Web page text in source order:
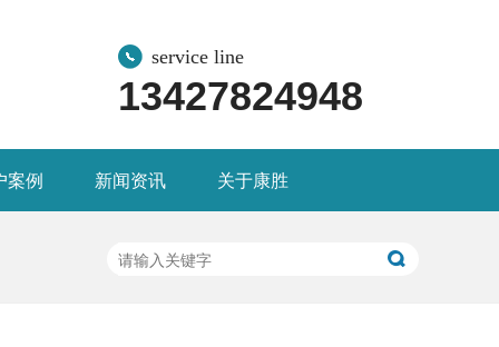
service line
13427824948
案例 新闻资讯 关于康胜